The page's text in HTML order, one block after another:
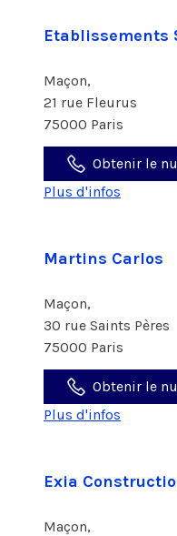
Etablissements
Maçon,
21 rue Fleurus
75000 Paris
Obtenir le
Plus d'infos
Martins Carlos
Maçon,
30 rue Saints Pères
75000 Paris
Obtenir le
Plus d'infos
Exia
Maçon,